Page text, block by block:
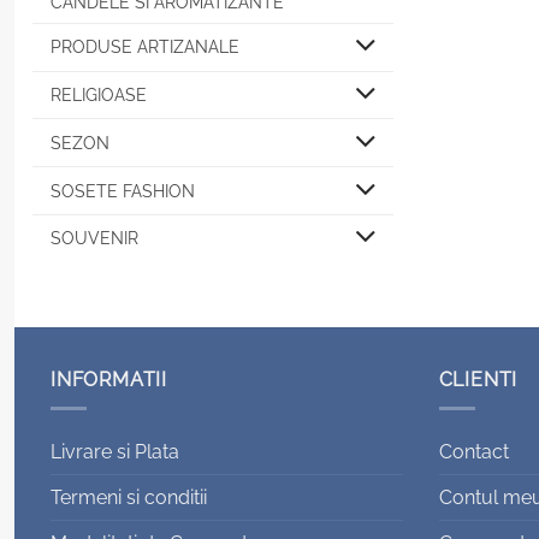
PRODUSE ARTIZANALE
RELIGIOASE
SEZON
SOSETE FASHION
SOUVENIR
INFORMATII
Livrare si Plata
Termeni si conditii
CLIENTI
Contact
Contul